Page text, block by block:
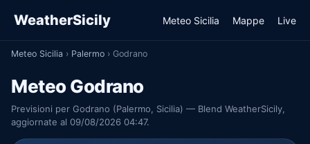
WeatherSicily Meteo Sicilia Mappe Live
Meteo Sicilia › Palermo › Godrano
Meteo Godrano
Previsioni per Godrano (Palermo, Sicilia) — Blend WeatherSicily,
aggiornate al 09/08/2026 04:47.